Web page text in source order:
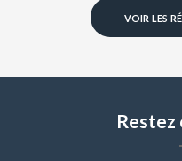
voir les
Restez